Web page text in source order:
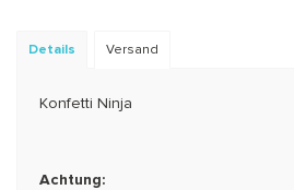
Details Versand
Konfetti Ninja
Achtung: